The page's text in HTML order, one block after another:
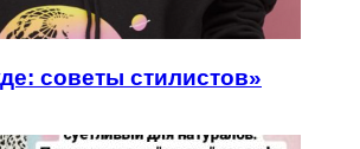
советы стилистов»